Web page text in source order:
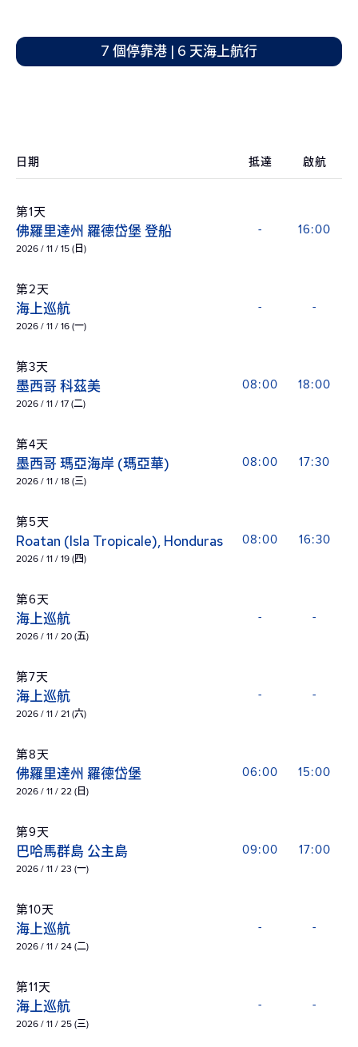
7 個停靠港 | 6 天海上航行
日期 抵達 啟航
第1天
佛羅里達州 羅德岱堡 登船
2026 / 11 / 15 (日)
- 16:00
第2天
海上巡航
2026 / 11 / 16 (一)
- -
第3天
墨西哥 科茲美
2026 / 11 / 17 (二)
08:00 18:00
第4天
墨西哥 瑪亞海岸 (瑪亞華)
2026 / 11 / 18 (三)
08:00 17:30
第5天
Roatan (Isla Tropicale), Honduras
2026 / 11 / 19 (四)
08:00 16:30
第6天
海上巡航
2026 / 11 / 20 (五)
- -
第7天
海上巡航
2026 / 11 / 21 (六)
- -
第8天
佛羅里達州 羅德岱堡
2026 / 11 / 22 (日)
06:00 15:00
第9天
巴哈馬群島 公主島
2026 / 11 / 23 (一)
09:00 17:00
第10天
海上巡航
2026 / 11 / 24 (二)
- -
第11天
海上巡航
2026 / 11 / 25 (三)
- -